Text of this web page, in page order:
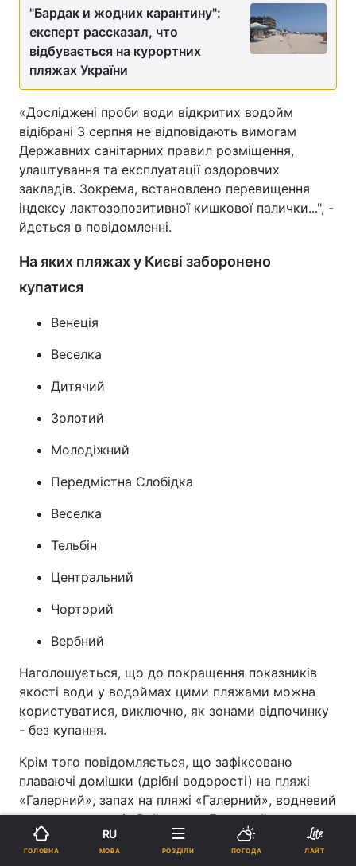
"Бардак и жодних карантину":
експерт рассказал, что
відбувається на курортних
пляжах України
«Досліджені проби води відкритих водойм
відібрані 3 серпня не відповідають вимогам
Державних санітарних правил розміщення,
улаштування та експлуатації оздоровчих
закладів. Зокрема, встановлено перевищення
індексу лактозопозитивної кишкової палички...", -
йдеться в повідомленні.
На яких пляжах у Києві заборонено
купатися
Венеція
Веселка
Дитячий
Золотий
Молодіжний
Передмістна Слобідка
Веселка
Тельбін
Центральний
Чорторий
Вербний
Наголошується, що до покращення показників
якості води у водоймах цими пляжами можна
користуватися, виключно, як зонами відпочинку
- без купання.
Крім того повідомляється, що зафіксовано
плаваючі домішки (дрібні водорості) на пляжі
«Галерний», запах на пляжі «Галерний», водневий
показник - пляжі «Райдуга», «Галерний» та
«Вербний», а також виявлена біохімічна потреба
в кисні (БПК5) - пляж «Райдуга».
ГОЛОВНА
RU
МОВА РОЗДІЛИ ПОГОДА ЛАЙТ